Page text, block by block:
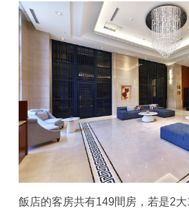
飯店的客房共有149間房，若是2